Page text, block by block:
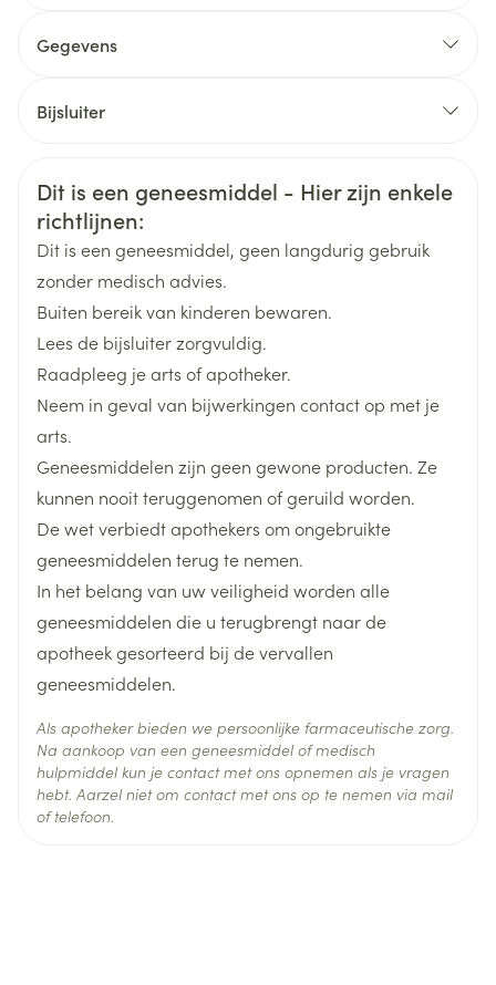
netelroos
geïsoleerd oedeem van het gezicht, de lippen of de
uitzonderlijke gevallen kan angio-oedeem optreden
(snel evoluerend oedeem van het gezicht, de lippen,
de mond, de tong of de keelholte, dat gepaard kan
gaan met ademhalingsproblemen)
buikpijn
Gegevens
Breedte
Lengte 115 mm
Diepte
Actieve
Ingrediënten
diosmine (gemicroniseerd),
flavonoïden (hesperidine;
Behoud Kamertemperatuur (15°C - 25°C)
Bijsluiter
Veiligheidsinformatie
Dit is een geneesmiddel - Hier zijn enkele
richtlijnen:
Dit is een geneesmiddel, geen langdurig gebruik
zonder medisch advies.
Buiten bereik van kinderen bewaren.
Lees de bijsluiter zorgvuldig.
Raadpleeg je arts of apotheker.
Neem in geval van bijwerkingen contact op met je
arts.
Geneesmiddelen zijn geen gewone producten. Ze
kunnen nooit teruggenomen of geruild worden.
De wet verbiedt apothekers om ongebruikte
geneesmiddelen terug te nemen.
In het belang van uw veiligheid worden alle
geneesmiddelen die u terugbrengt naar de
apotheek gesorteerd bij de vervallen
geneesmiddelen.
Als apotheker bieden we persoonlijke farmaceutische zorg.
Na aankoop van een geneesmiddel of medisch
hulpmiddel kun je contact met ons opnemen als je vragen
hebt. Aarzel niet om contact met ons op te nemen via mail
of telefoon.